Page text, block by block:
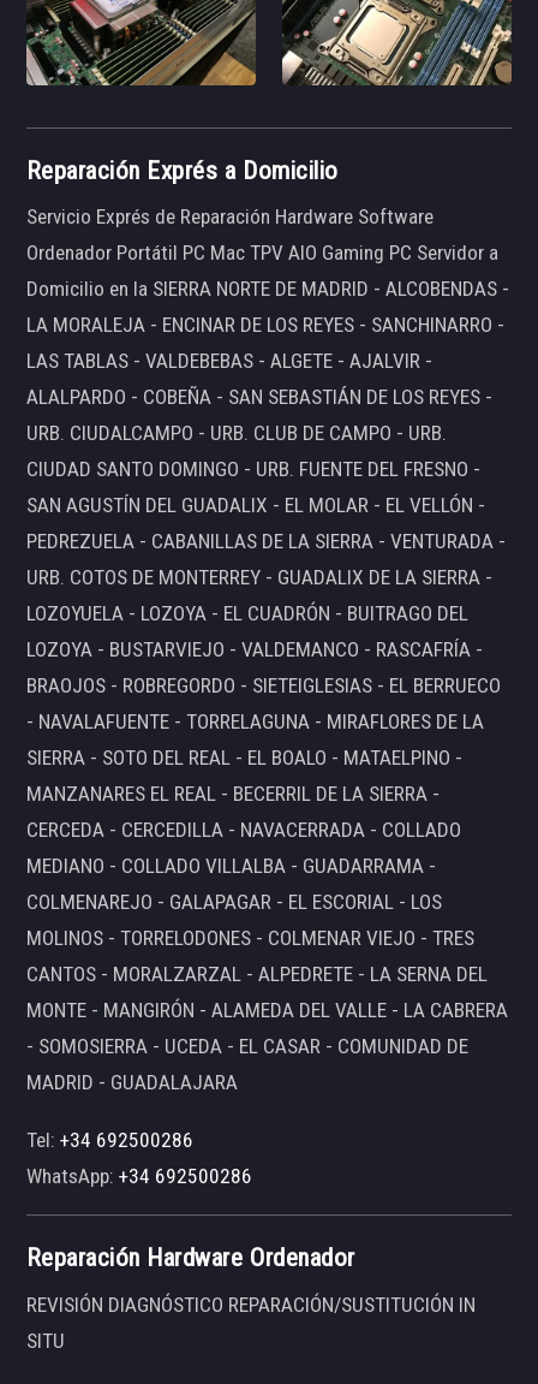
Reparación Exprés a Domicilio
Servicio Exprés de Reparación Hardware Software
Ordenador Portátil PC Mac TPV AIO Gaming PC Servidor a
Domicilio en la SIERRA NORTE DE MADRID - ALCOBENDAS -
LA MORALEJA - ENCINAR DE LOS REYES - SANCHINARRO -
LAS TABLAS - VALDEBEBAS - ALGETE - AJALVIR -
ALALPARDO - COBEÑA - SAN SEBASTIÁN DE LOS REYES -
URB. CIUDALCAMPO - URB. CLUB DE CAMPO - URB.
CIUDAD SANTO DOMINGO - URB. FUENTE DEL FRESNO -
SAN AGUSTÍN DEL GUADALIX - EL MOLAR - EL VELLÓN -
PEDREZUELA - CABANILLAS DE LA SIERRA - VENTURADA -
URB. COTOS DE MONTERREY - GUADALIX DE LA SIERRA -
LOZOYUELA - LOZOYA - EL CUADRÓN - BUITRAGO DEL
LOZOYA - BUSTARVIEJO - VALDEMANCO - RASCAFRÍA -
BRAOJOS - ROBREGORDO - SIETEIGLESIAS - EL BERRUECO
- NAVALAFUENTE - TORRELAGUNA - MIRAFLORES DE LA
SIERRA - SOTO DEL REAL - EL BOALO - MATAELPINO -
MANZANARES EL REAL - BECERRIL DE LA SIERRA -
CERCEDA - CERCEDILLA - NAVACERRADA - COLLADO
MEDIANO - COLLADO VILLALBA - GUADARRAMA -
COLMENAREJO - GALAPAGAR - EL ESCORIAL - LOS
MOLINOS - TORRELODONES - COLMENAR VIEJO - TRES
CANTOS - MORALZARZAL - ALPEDRETE - LA SERNA DEL
MONTE - MANGIRÓN - ALAMEDA DEL VALLE - LA CABRERA
- SOMOSIERRA - UCEDA - EL CASAR - COMUNIDAD DE
MADRID - GUADALAJARA
Tel:+34 692500286
WhatsApp:+34 692500286
Reparación Hardware Ordenador
REVISIÓN DIAGNÓSTICO REPARACIÓN/SUSTITUCIÓN IN
SITU